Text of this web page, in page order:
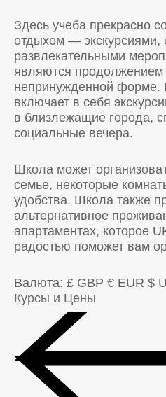
Здесь учеба прекрасно
отдыхом — экскурсиями,
развлекательными
являются продолжением
непринужденной форме.
включает в себя
в близлежащие города,
социальные вечера.
Школа может
семье, некоторые
удобства. Школа также
альтернативное
апартаментах, которое
радостью поможет вам
Валюта: £ GBP € EUR $
Курсы и Цены